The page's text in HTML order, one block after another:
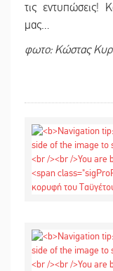
τις εντυπώσεις!
μας…
φωτο: Κώστας